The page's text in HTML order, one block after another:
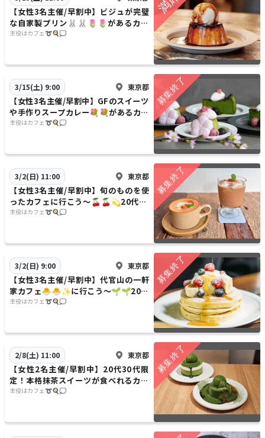
【女性3名主催/早割中】ビジュが完璧
な自家製プリン🐰🐰🌷🌷があるカフ
ェに行こう〜💫💫20代30代限定
主役はカフェ➰🍳💭
3/15(土) 9:00 東京都
【女性3名主催/早割中】GFのスイーツ
や手作りスープカレー💐💐があるカフ
ェに行こう〜🌿🌿20代30代限定
主役はカフェ➰🍳💭
3/2(日) 11:00 東京都
【女性3名主催/早割中】旬のものを使
ったカフェに行こう〜🍒🍒💫20代30
代限定※お店変更します
主役はカフェ➰🍳💭
3/2(日) 9:00 東京都
【女性3名主催/早割中】代官山の一軒
家カフェ🐣🐣✨に行こう〜🌱🌱20代
30代限定※お店変更します
主役はカフェ➰🍳💭
2/8(土) 11:00 東京都
【女性2名主催/早割中】20代30代限
定！本格抹茶スイーツが食べれるカフ
ェで抹茶好きさん集まれ…！🍵
主役はカフェ➰🍳💭